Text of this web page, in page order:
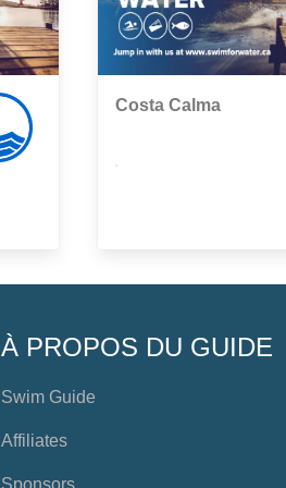
Costa Calma
À PROPOS DU GUIDE
Swim Guide
Affiliates
Sponsors